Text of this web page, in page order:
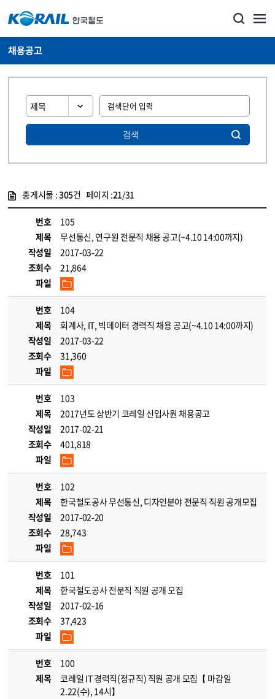
채용공고
검색
총게시물 :305건 페이지 :21/31
번호
105
제목
무선통신, 연구원 전문직 채용 공고(~4.10 14:00까지)
작성일
2017-03-22
조회수
21,864
파일
번호
104
제목
회계사, IT, 빅데이터 경력직 채용 공고(~4.10 14:00까지)
작성일
2017-03-22
조회수
31,360
파일
번호
103
제목
2017년도 상반기 코레일 신입사원 채용공고
작성일
2017-02-21
조회수
401,818
파일
번호
102
제목
한국철도공사 무선통신, 디자인분야 전문직 직원 공개모집
작성일
2017-02-20
조회수
28,743
파일
번호
101
제목
한국철도공사 전문직 직원 공개 모집
작성일
2017-02-16
조회수
37,423
파일
번호
100
제목
코레일 IT 경력직(정규직) 직원 공개 모집【 마감일
2.22(수), 14시】